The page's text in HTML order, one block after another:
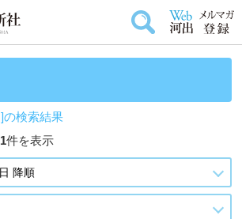
]の検索結果
1件を表示